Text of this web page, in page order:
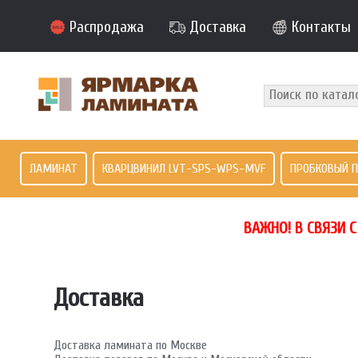
Распродажа Доставка Контакты
ЛАМИНАТ КВАРЦВИНИЛ LVT-SPS-WPS-MVF ПРОБКОВЫЙ
ВАЖНО! В СВЯЗИ
Доставка
Доставка ламината по Москве